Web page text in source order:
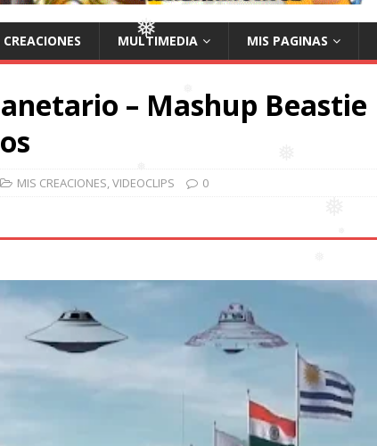
❅
❅
❅
MULTIMEDIA MIS PAGINAS
– Mashup Beastie
MIS CREACIONES,VIDEOCLIPS 0